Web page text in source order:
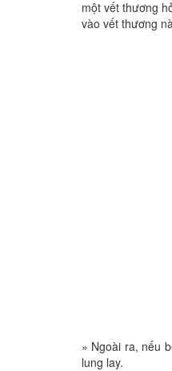
một vết thương
vào vết thương
» Ngoài ra, nếu
lung lay.